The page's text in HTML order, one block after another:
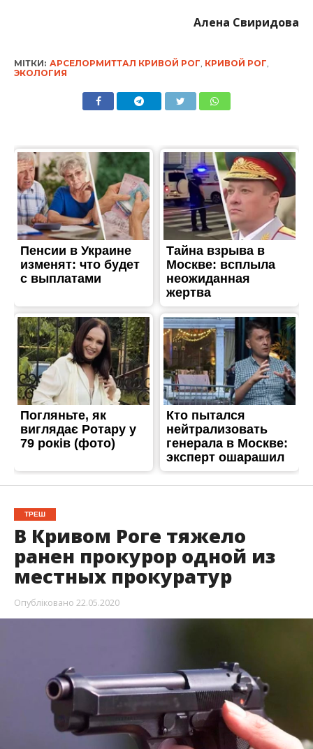
Алена Свиридова
МІТКИ: АРСЕЛОРМИТТАЛ КРИВОЙ РОГ КРИВОЙ РОГ
ЭКОЛОГИЯ
ТРЕШ
В Кривом Роге тяжело
ранен прокурор одной из
местных прокуратур
Опубліковано 22.05.2020